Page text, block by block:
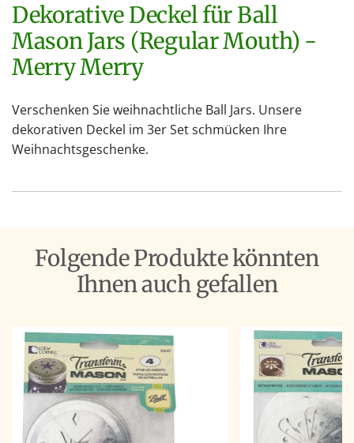
Dekorative Deckel für Ball
Mason Jars (Regular Mouth) -
Merry Merry
Verschenken Sie weihnachtliche Ball Jars. Unsere
dekorativen Deckel im 3er Set schmücken Ihre
Weihnachtsgeschenke.
Folgende Produkte könnten
Ihnen auch gefallen